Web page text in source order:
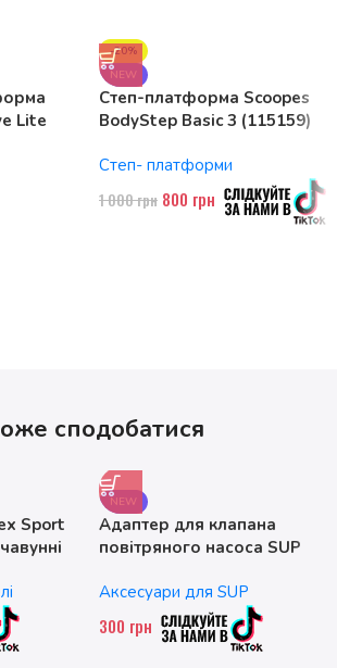
Lite
-20%
NEW
Степ-платформа Scoopes
BodyStep Basic 3 (115159)
рівні
Степ- платформи
1 000грн 800 грн
сподобатися
Sport
NEW
Адаптер для клапана
повітряного насоса SUP
Аксесуари для SUP
300 грн